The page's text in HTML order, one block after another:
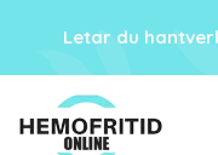
Letar du